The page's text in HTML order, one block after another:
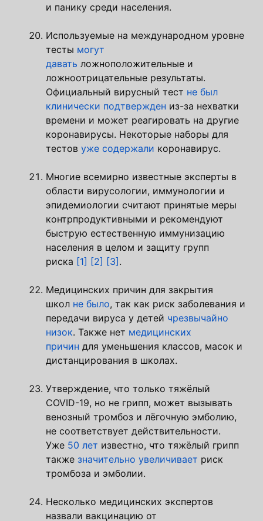
и панику среди населения.
Используемые на международном уровне
тесты могут
давать ложноположительные и
ложноотрицательные результаты.
Официальный вирусный тест не был
клинически подтвержден из-за нехватки
времени и может реагировать на другие
коронавирусы. Некоторые наборы для
тестов уже содержали коронавирус.
Многие всемирно известные эксперты в
области вирусологии, иммунологии и
эпидемиологии считают принятые меры
контрпродуктивными и рекомендуют
быструю естественную иммунизацию
населения в целом и защиту групп
риска [1] [2] [3].
Медицинских причин для закрытия
школ не было, так как риск заболевания и
передачи вируса у детей чрезвычайно
низок. Также нет медицинских
причин для уменьшения классов, масок и
дистанцирования в школах.
Утверждение, что только тяжёлый
COVID-19, но не грипп, может вызывать
венозный тромбоз и лёгочную эмболию,
не соответствует действительности.
Уже 50 лет известно, что тяжёлый грипп
также значительно увеличивает риск
тромбоза и эмболии.
Несколько медицинских экспертов
назвали вакцинацию от